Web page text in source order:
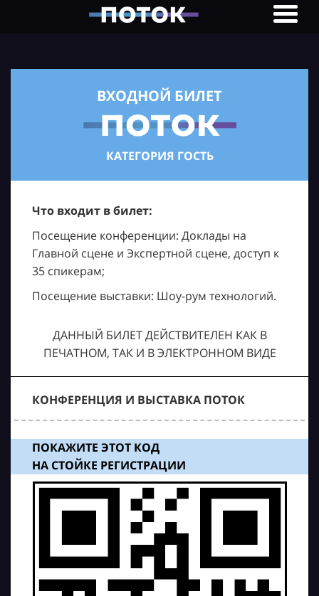
ВХОДНОЙ БИЛЕТ
КАТЕГОРИЯ ГОСТЬ
Что входит в билет:
Посещение конференции: Доклады на
Главной сцене и Экспертной сцене, доступ к
35 спикерам;
Посещение выставки: Шоу-рум технологий.
ДАННЫЙ БИЛЕТ ДЕЙСТВИТЕЛЕН КАК В
ПЕЧАТНОМ, ТАК И В ЭЛЕКТРОННОМ ВИДЕ
КОНФЕРЕНЦИЯ И ВЫСТАВКА ПОТОК
ПОКАЖИТЕ ЭТОТ КОД
НА СТОЙКЕ РЕГИСТРАЦИИ